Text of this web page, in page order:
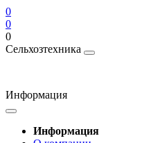
0
0
0
Сельхозтехника
Информация
Информация